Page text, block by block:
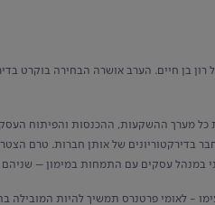
בן חיים. הערב אושרה הבחירה בוקרט
מערך ההשקעות, ההכנסות והפיתוח
בדירקטוריונים של אותן חברות. טרם
- לאומי פרטנרס תמשיך להיות המובילה